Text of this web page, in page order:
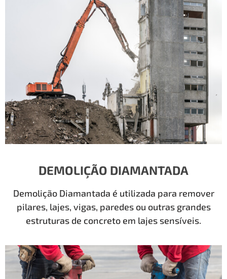
DEMOLIÇÃO DIAMANTADA
Demolição Diamantada é utilizada para remover
pilares, lajes, vigas, paredes ou outras grandes
estruturas de concreto em lajes sensíveis.